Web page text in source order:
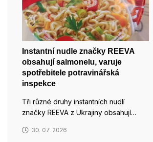
Instantní nudle značky REEVA
obsahují salmonelu, varuje
spotřebitele potravinářská
inspekce
Tři různé druhy instantních nudlí
značky REEVA z Ukrajiny obsahují…
30. 07. 2026